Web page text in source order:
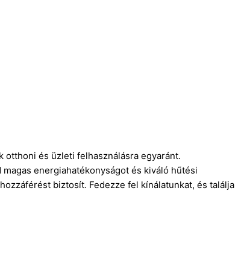
és üzleti felhasználásra egyaránt.
energiahatékonyságot és kiváló hűtési
biztosít. Fedezze fel kínálatunkat, és találja